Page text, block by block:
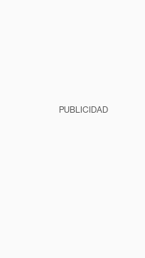
PUBLICIDAD